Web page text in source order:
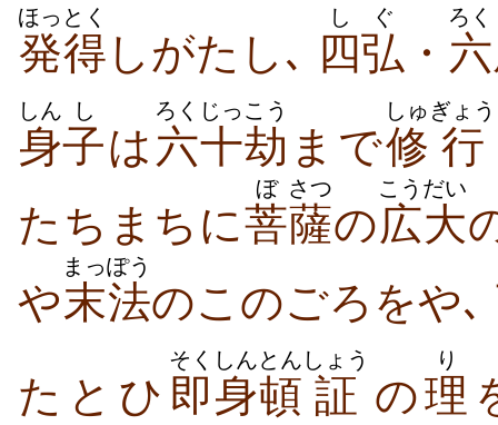
発得
ほっとく
しがたし､ 四弘
しぐ
・ 六
ろく
身
しん
子
し
は 六
ろく
十劫
じっこう
まで修
しゅ
行
ぎょう
たちまちに菩
ぼ
薩
さつ
の広大
こうだい
や末法
まっぽう
のこのごろをや､
たとひ 即身
そくしん
頓
とん
証
しょう
の理
り